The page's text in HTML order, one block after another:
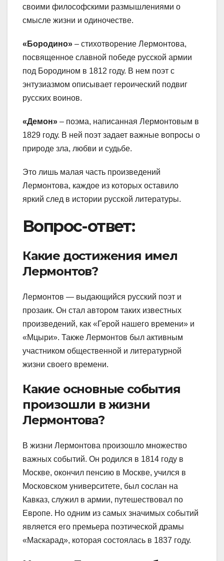
своими философскими размышлениями о
смысле жизни и одиночестве.
«Бородино» – стихотворение Лермонтова,
посвященное славной победе русской армии
под Бородином в 1812 году. В нем поэт с
энтузиазмом описывает героический подвиг
русских воинов.
«Демон» – поэма, написанная Лермонтовым в
1829 году. В ней поэт задает важные вопросы о
природе зла, любви и судьбе.
Это лишь малая часть произведений
Лермонтова, каждое из которых оставило
яркий след в истории русской литературы.
Вопрос-ответ:
Какие достижения имел
Лермонтов?
Лермонтов — выдающийся русский поэт и
прозаик. Он стал автором таких известных
произведений, как «Герой нашего времени» и
«Мцыри». Также Лермонтов был активным
участником общественной и литературной
жизни своего времени.
Какие основные события
произошли в жизни
Лермонтова?
В жизни Лермонтова произошло множество
важных событий. Он родился в 1814 году в
Москве, окончил пенсию в Москве, учился в
Московском университете, был сослан на
Кавказ, служил в армии, путешествовал по
Европе. Но одним из самых значимых событий
является его премьера поэтической драмы
«Маскарад», которая состоялась в 1837 году.